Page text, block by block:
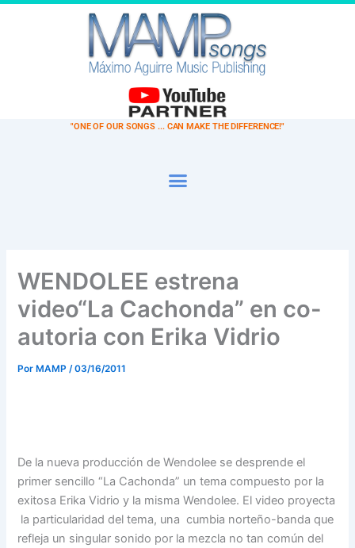
Ir
"ONE OF OUR SONGS ... CAN MAKE THE DIFFERENCE!"
WENDOLEE estrena
video“La Cachonda” en co-
autoria con Erika Vidrio
PorMAMP /03/16/2011
De la nueva producción de Wendolee se desprende el
primer sencillo “La Cachonda” un tema compuesto por la
exitosa Erika Vidrio y la misma Wendolee. El video proyecta
la particularidad del tema, una cumbia norteño-banda que
refleja un singular sonido por la mezcla no tan común del